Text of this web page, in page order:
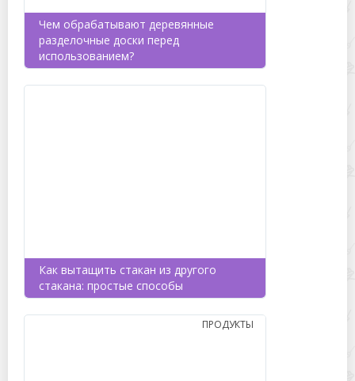
Чем обрабатывают деревянные
разделочные доски перед
использованием?
Как вытащить стакан из другого
стакана: простые способы
ПРОДУКТЫ